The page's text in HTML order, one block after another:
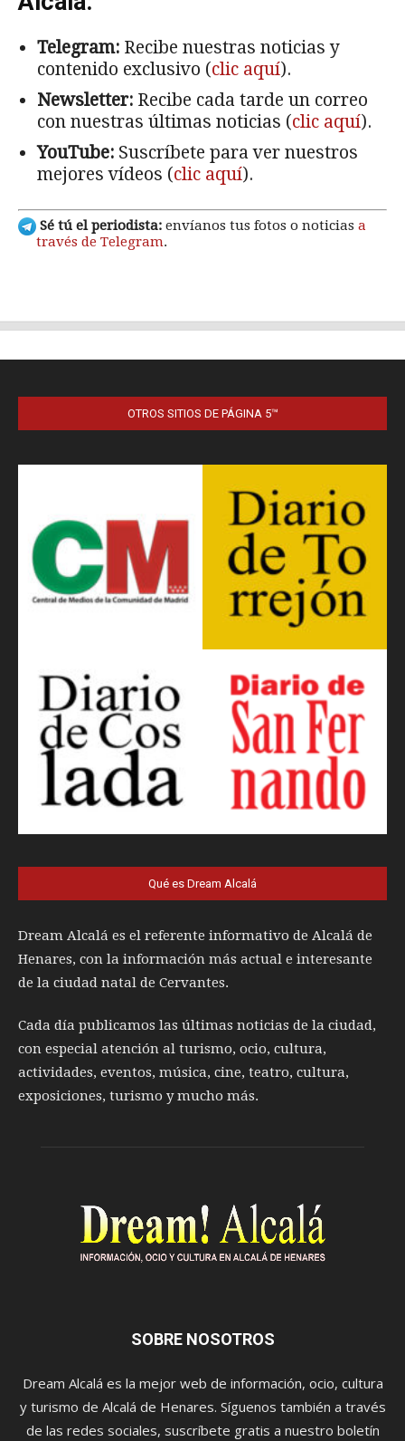
OTROS SITIOS DE PÁGINA 5™
Qué es Dream Alcalá
Dream Alcalá es el referente informativo de Alcalá de
Henares, con la información más actual e interesante
de la ciudad natal de Cervantes.
Cada día publicamos las últimas noticias de la ciudad,
con especial atención al turismo, ocio, cultura,
actividades, eventos, música, cine, teatro, cultura,
exposiciones, turismo y mucho más.
SOBRE NOSOTROS
Dream Alcalá es la mejor web de información, ocio, cultura
y turismo de Alcalá de Henares. Síguenos también a través
de las redes sociales, suscríbete gratis a nuestro boletín